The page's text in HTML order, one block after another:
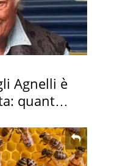
Agnelli è
quanto